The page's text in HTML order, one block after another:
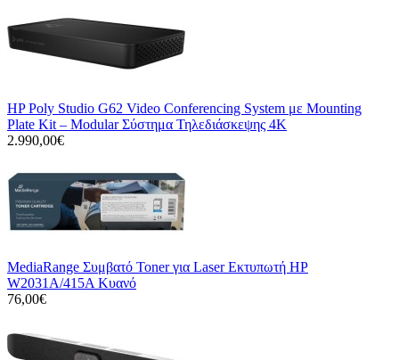
HP Poly Studio G62 Video Conferencing System με Mounting
Plate Kit – Modular Σύστημα Τηλεδιάσκεψης 4K
2.990,00€
MediaRange Συμβατό Toner για Laser Εκτυπωτή HP
W2031A/415A Κυανό
76,00€